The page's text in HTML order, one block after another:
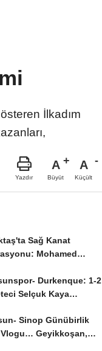
İlkadım
Yazdır
A
Büyüt
A
Küçült
Sağ Kanat
Mohamed
Durkenque: 1-2
Selçuk Kaya
Sinop Günübirlik
Vlogu… Geyikkoşan,